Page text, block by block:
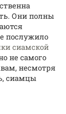
Они полны
послужило
сиамской
не самого
несмотря
сиамцы